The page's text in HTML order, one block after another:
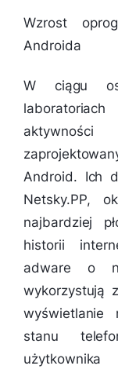
Wzrost
Androida
W ciągu
laboratoriach
Android. Ich
Netsky.PP,
najbardziej
historii
adware o
wykorzystują
wyświetlanie
stanu